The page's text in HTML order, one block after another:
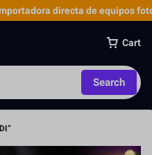
directa de equipos
Cart
Search